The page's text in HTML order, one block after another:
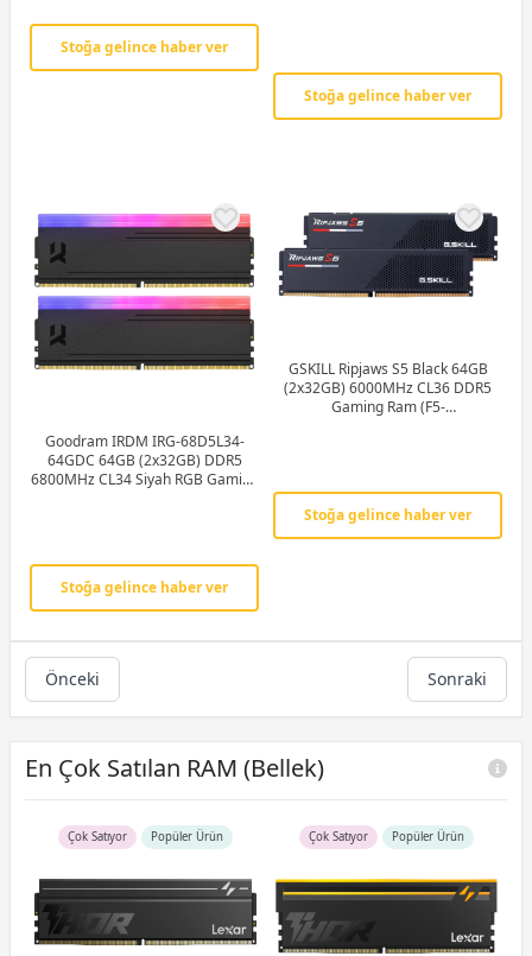
Stoğa gelince haber ver
Stoğa gelince haber ver
Goodram IRDM IRG-68D5L34-
64GDC 64GB (2x32GB) DDR5
6800MHz CL34 Siyah RGB Gaming
Stoğa gelince haber ver
GSKILL Ripjaws S5 Black 64GB
(2x32GB) 6000MHz CL36 DDR5
Gaming Ram (F5-
Stoğa gelince haber ver
Önceki Sonraki
En Çok Satılan RAM (Bellek)
Çok Satıyor Popüler Ürün Çok Satıyor Popüler Ürün